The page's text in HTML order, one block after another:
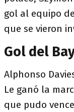
gol al equipo
que se vieron
Gol del
Alphonso
Le ganó la
que pudo